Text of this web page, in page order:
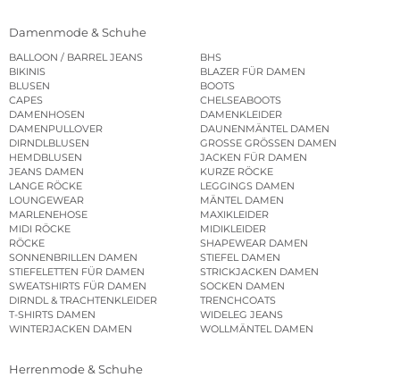
Damenmode & Schuhe
BALLOON / BARREL JEANS
BHS
BIKINIS
BLAZER FÜR DAMEN
BLUSEN
BOOTS
CAPES
CHELSEABOOTS
DAMENHOSEN
DAMENKLEIDER
DAMENPULLOVER
DAUNENMÄNTEL DAMEN
DIRNDLBLUSEN
GROSSE GRÖSSEN DAMEN
HEMDBLUSEN
JACKEN FÜR DAMEN
JEANS DAMEN
KURZE RÖCKE
LANGE RÖCKE
LEGGINGS DAMEN
LOUNGEWEAR
MÄNTEL DAMEN
MARLENEHOSE
MAXIKLEIDER
MIDI RÖCKE
MIDIKLEIDER
RÖCKE
SHAPEWEAR DAMEN
SONNENBRILLEN DAMEN
STIEFEL DAMEN
STIEFELETTEN FÜR DAMEN
STRICKJACKEN DAMEN
SWEATSHIRTS FÜR DAMEN
SOCKEN DAMEN
DIRNDL & TRACHTENKLEIDER
TRENCHCOATS
T-SHIRTS DAMEN
WIDELEG JEANS
WINTERJACKEN DAMEN
WOLLMÄNTEL DAMEN
Herrenmode & Schuhe